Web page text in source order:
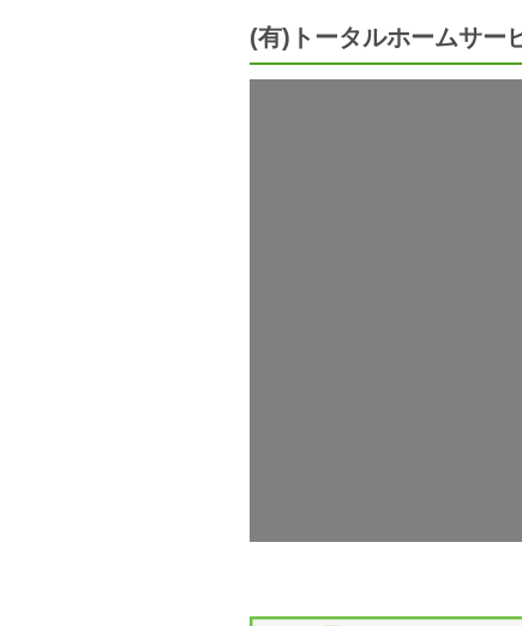
(有)トータルホームサ